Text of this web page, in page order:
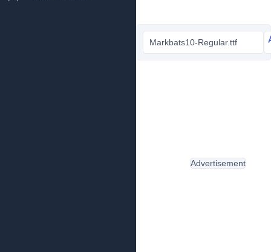
Markbats10-Regular.ttf
Advertisement